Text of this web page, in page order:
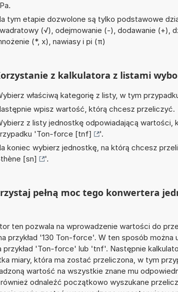
tym etapie dozwolone są tylko podstawowe
(√), odejmowanie (-), dodawanie (+),
(*, x), nawiasy i pi (π)
z kalkulatora z listami
właściwą kategorię z listy, w tym
wpisz wartość, którą chcesz przeliczyć.
z listy jednostkę odpowiadającą wartości,
'Ton-force [tnf]
'.
koniec wybierz jednostkę, na którą chcesz
[sn]
'.
pełną moc tego konwertera
ten pozwala na wprowadzenie wartości do
przykład '130 Ton-force'. W ten sposób można
przykład 'Ton-force' lub 'tnf'. Następnie
miary, która ma zostać przeliczona, w tym
wartość na wszystkie znane mu
odnaleźć początkowo wyszukane